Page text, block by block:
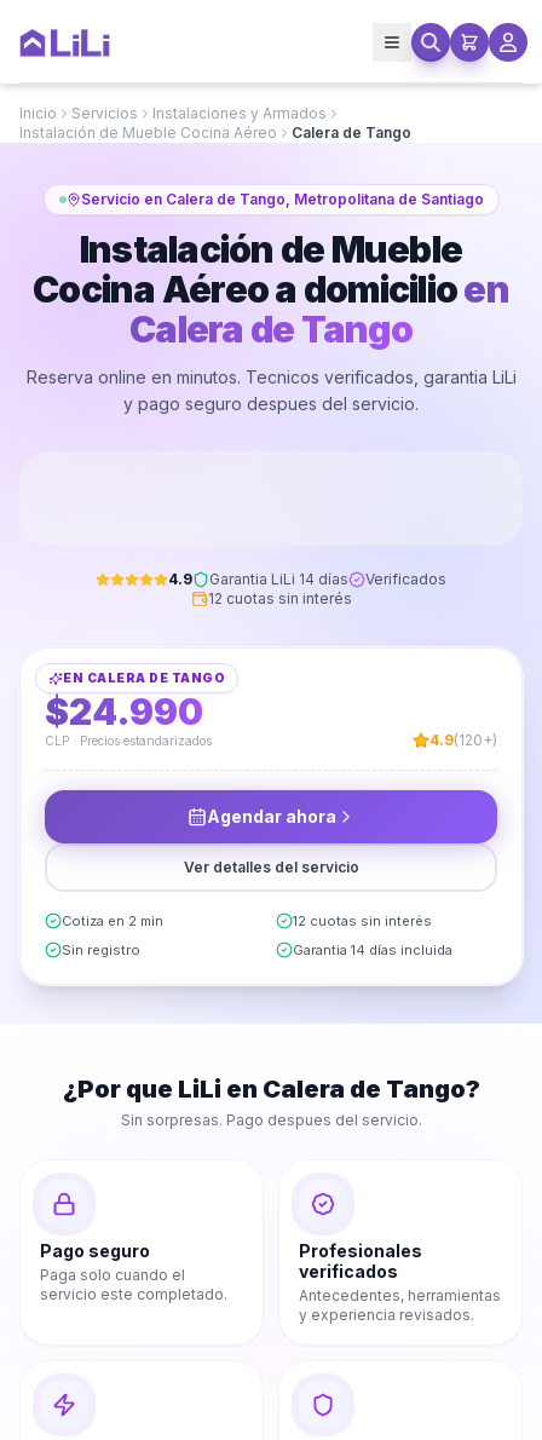
Inicio Servicios
Instalaciones y Armados
Instalación de Mueble Cocina Aéreo
Calera de Tango
Servicio en Calera de Tango, Metropolitana de Santiago
Instalación de Mueble
Cocina Aéreo a domicilioen
Calera de Tango
Reserva online en minutos. Tecnicos verificados, garantia LiLi
y pago seguro despues del servicio.
4.9 Garantia LiLi 14 días
Verificados
12 cuotas sin interés
EN CALERA DE TANGO
DESDE
$24.990
CLP · Precios estandarizados 4.9(120+)
Agendar ahora
Ver detalles del servicio
Cotiza en 2 min
12 cuotas sin interés
Sin registro
Garantia 14 días incluida
¿Por que LiLi en Calera de Tango?
Sin sorpresas. Pago despues del servicio.
Pago seguro
Paga solo cuando el
servicio este completado.
Profesionales
verificados
Antecedentes, herramientas
y experiencia revisados.